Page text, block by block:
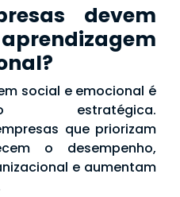
devem
social e emocional é
estratégica.
que priorizam
o desempenho,
e aumentam